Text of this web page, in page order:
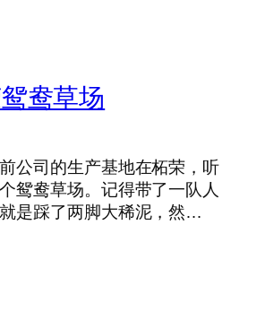
鸯草场
公司的生产基地在柘荣，听
鸳鸯草场。记得带了一队人
是踩了两脚大稀泥，然…